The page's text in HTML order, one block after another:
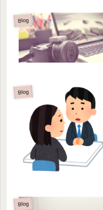
Blog
Blog
Blog